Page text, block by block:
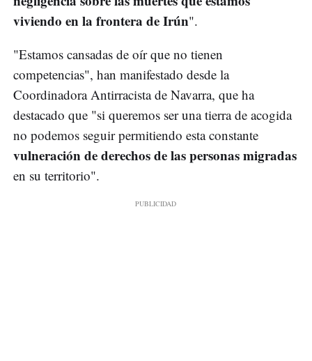
viviendo en la frontera de Irún".
"Estamos cansadas de oír que no tienen
competencias", han manifestado desde la
Coordinadora Antirracista de Navarra, que ha
destacado que "si queremos ser una tierra de acogida
no podemos seguir permitiendo esta constante
vulneración de derechos de las personas migradas
en su territorio".